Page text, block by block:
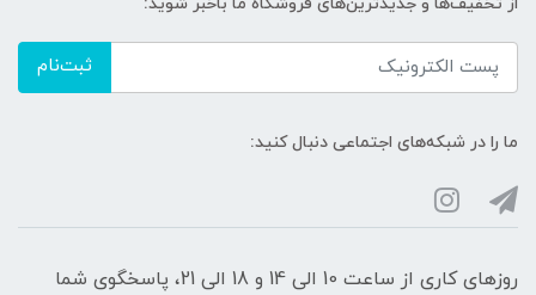
ثبت‌نام
ما را در شبکه‌های اجتماعی دنبال کنید:
روزهای کاری از ساعت 10 الی 14 و 18 الی 21، پاسخگوی شما